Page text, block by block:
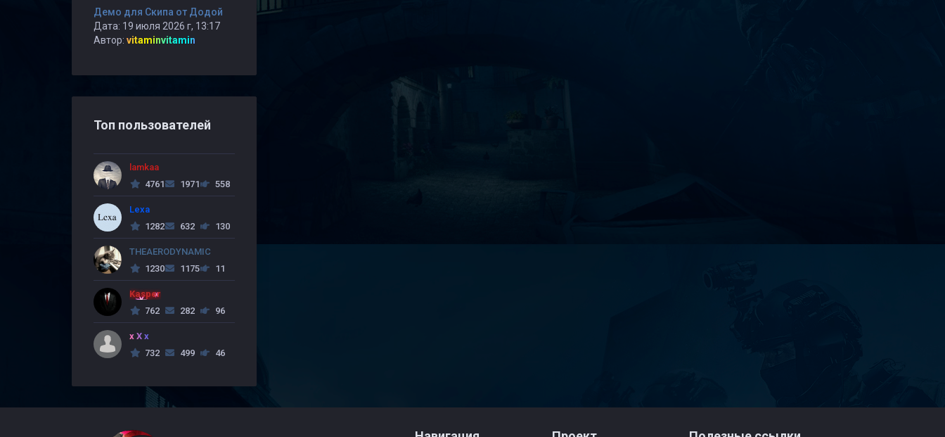
Демо для Скипа от Додой
Дата: 19 июля 2026 г, 13:17
Автор: vitaminvitamin
Топ пользователей
lamkaa
4761
1971 558
Lexa
1282
632 130
THEAERODYNAMIC
1230
1175 11
Kasper
762
282 96
x X x
732
499 46